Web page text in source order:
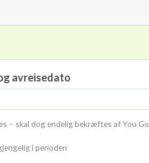
avreisedato
– skal dog endelig bekræftes af You Go
i perioden